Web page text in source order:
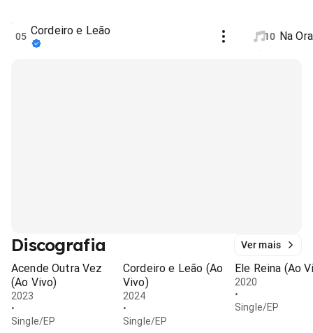
05 Cordeiro e Leão 10 Na
Discografia Ver mais
Acende Outra Vez
(Ao Vivo)
2023
•
Single/EP
Cordeiro e Leão (Ao
Vivo)
2024
•
Single/EP
Ele Reina (Ao
2020
•
Single/EP